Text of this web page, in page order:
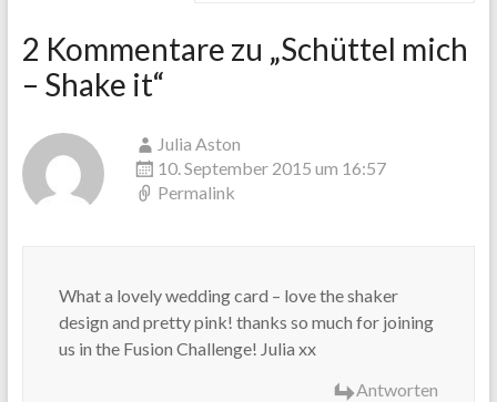
2 Kommentare zu „Schüttel mich
– Shake it“
Julia Aston
10. September 2015 um 16:57
Permalink
What a lovely wedding card – love the shaker
design and pretty pink! thanks so much for joining
us in the Fusion Challenge! Julia xx
Antworten